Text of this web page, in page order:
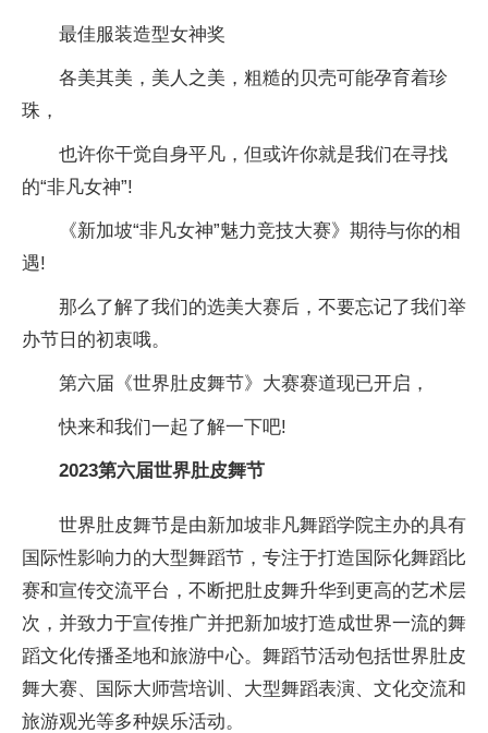
最佳服装造型女神奖
各美其美，美人之美，粗糙的贝壳可能孕育着珍
珠，
也许你干觉自身平凡，但或许你就是我们在寻找
的“非凡女神”!
《新加坡“非凡女神”魅力竞技大赛》期待与你的相
遇!
那么了解了我们的选美大赛后，不要忘记了我们举
办节日的初衷哦。
第六届《世界肚皮舞节》大赛赛道现已开启，
快来和我们一起了解一下吧!
2023第六届世界肚皮舞节
世界肚皮舞节是由新加坡非凡舞蹈学院主办的具有
国际性影响力的大型舞蹈节，专注于打造国际化舞蹈比
赛和宣传交流平台，不断把肚皮舞升华到更高的艺术层
次，并致力于宣传推广并把新加坡打造成世界一流的舞
蹈文化传播圣地和旅游中心。舞蹈节活动包括世界肚皮
舞大赛、国际大师营培训、大型舞蹈表演、文化交流和
旅游观光等多种娱乐活动。